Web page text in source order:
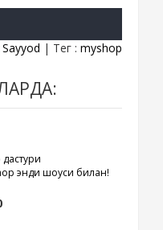
Sayyod | Тег : myshop
энди шоуси билан!